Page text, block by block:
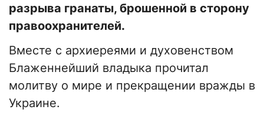
разрыва гранаты, брошенной в сторону
правоохранителей.
Вместе с архиереями и духовенством
Блаженнейший владыка прочитал
молитву о мире и прекращении вражды в
Украине.